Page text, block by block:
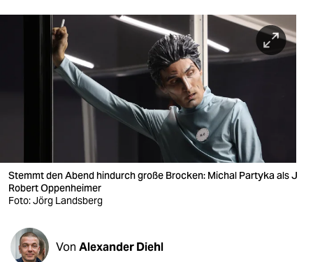
sport
verlag
veranstaltungen
shop
fragen & hilfe
Stemmt den Abend hindurch große Brocken: Michal Partyka als J
Robert Oppenheimer
Foto: Jörg Landsberg
Von Alexander Diehl